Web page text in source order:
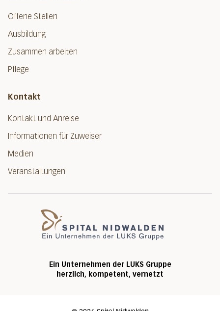
Offene Stellen
Ausbildung
Zusammen arbeiten
Pflege
Kontakt
Kontakt und Anreise
Informationen für Zuweiser
Medien
Veranstaltungen
Ein Unternehmen der LUKS Gruppe
herzlich, kompetent, vernetzt